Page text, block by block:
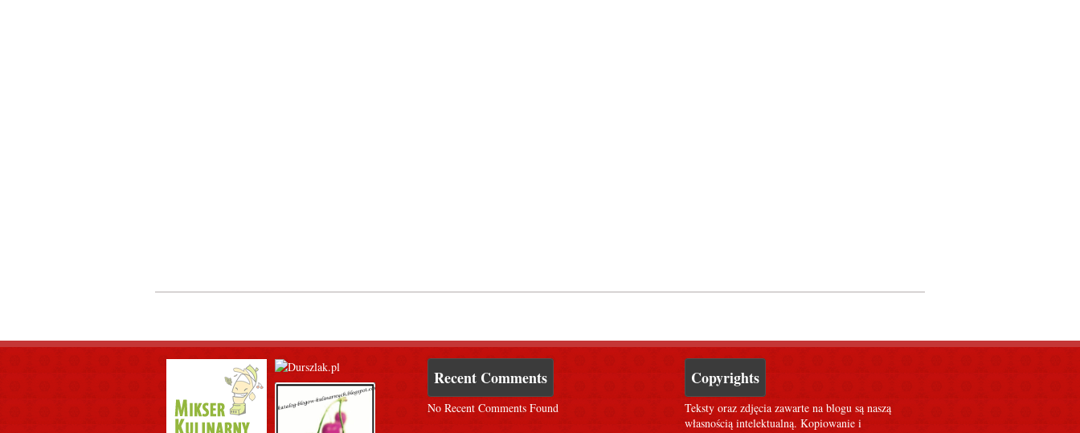
Recent Comments
No Recent Comments Found
Copyrights
Teksty oraz zdjęcia zawarte na blogu są naszą
własnością intelektualną. Kopiowanie i